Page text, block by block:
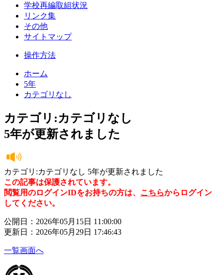
学校再編取組状況
リンク集
その他
サイトマップ
操作方法
ホーム
5年
カテゴリなし
カテゴリ:カテゴリなし
5年が更新されました
カテゴリ:カテゴリなし 5年が更新されました
この記事は保護されています。
閲覧用のログインIDをお持ちの方は、 こちらからログイン
してください。
公開日：2026年05月15日 11:00:00
更新日：2026年05月29日 17:46:43
一覧画面へ